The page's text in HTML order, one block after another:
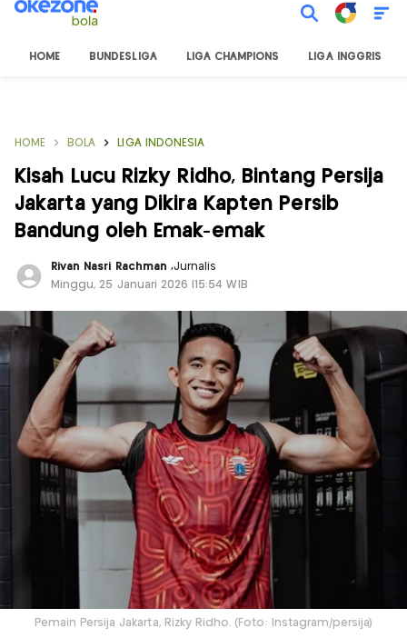
HOME BUNDESLIGA LIGA CHAMPIONS LIGA INGGRIS
HOME BOLA LIGA INDONESIA
Kisah Lucu Rizky Ridho, Bintang Persija
Jakarta yang Dikira Kapten Persib
Bandung oleh Emak-emak
Rivan Nasri Rachman ,Jurnalis
Minggu, 25 Januari 2026 |15:54 WIB
Pemain Persija Jakarta, Rizky Ridho. (Foto: Instagram/persija)